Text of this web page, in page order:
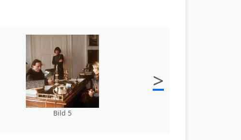
Bild 5
>